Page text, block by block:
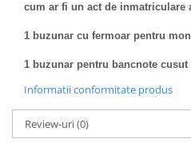
cum ar fi un act de inmatriculare
1 buzunar cu fermoar pentru
1 buzunar pentru bancnote
Informatii conformitate produs
Review-uri(0)